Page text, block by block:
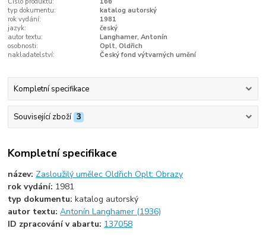
typ dokumentu:
katalog autorský
rok vydání:
1981
jazyk:
český
autor textu:
Langhamer, Antonín
osobnosti:
Oplt, Oldřich
nakladatelství:
Český fond výtvarných umění
Kompletní specifikace
Související zboží 3
Kompletní specifikace
název: Zasloužilý umělec Oldřich Oplt: Obrazy
rok vydání: 1981
typ dokumentu:katalog autorský
autor textu:Antonín Langhamer (1936)
ID zpracování v abartu: 137058